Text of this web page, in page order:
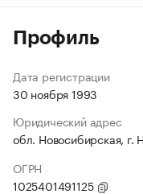
Профиль
Дата регистрации
30 ноября 1993
Юридический адрес
обл. Новосибирская, г.
ОГРН
1025401491125